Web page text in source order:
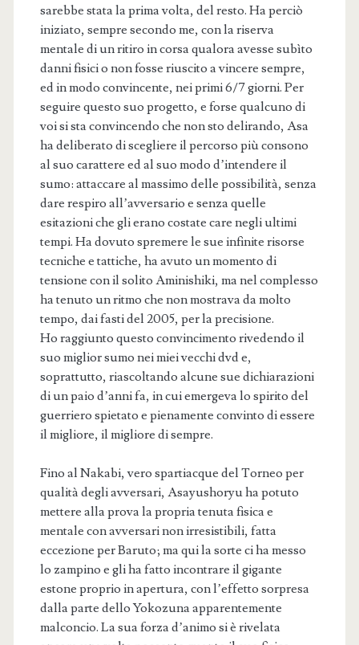
sarebbe stata la prima volta, del resto. Ha perciò
iniziato, sempre secondo me, con la riserva
mentale di un ritiro in corsa qualora avesse subìto
danni fisici o non fosse riuscito a vincere sempre,
ed in modo convincente, nei primi 6/7 giorni. Per
seguire questo suo progetto, e forse qualcuno di
voi si sta convincendo che non sto delirando, Asa
ha deliberato di scegliere il percorso più consono
al suo carattere ed al suo modo d’intendere il
sumo: attaccare al massimo delle possibilità, senza
dare respiro all’avversario e senza quelle
esitazioni che gli erano costate care negli ultimi
tempi. Ha dovuto spremere le sue infinite risorse
tecniche e tattiche, ha avuto un momento di
tensione con il solito Aminishiki, ma nel complesso
ha tenuto un ritmo che non mostrava da molto
tempo, dai fasti del 2005, per la precisione.
Ho raggiunto questo convincimento rivedendo il
suo miglior sumo nei miei vecchi dvd e,
soprattutto, riascoltando alcune sue dichiarazioni
di un paio d’anni fa, in cui emergeva lo spirito del
guerriero spietato e pienamente convinto di essere
il migliore, il migliore di sempre.
Fino al Nakabi, vero spartiacque del Torneo per
qualità degli avversari, Asayushoryu ha potuto
mettere alla prova la propria tenuta fisica e
mentale con avversari non irresistibili, fatta
eccezione per Baruto; ma qui la sorte ci ha messo
lo zampino e gli ha fatto incontrare il gigante
estone proprio in apertura, con l’effetto sorpresa
dalla parte dello Yokozuna apparentemente
malconcio. La sua forza d’animo si è rivelata